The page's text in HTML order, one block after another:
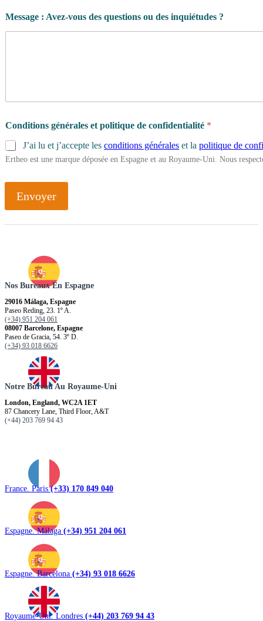
Message : Avez-vous des questions ou des inquiétudes ?
Conditions générales et politique de confidentialité *
J’ai lu et j’accepte les conditions générales et la politique de
Ertheo est une marque déposée en Espagne et au Royaume-Uni. Nous
Envoyer
Nos Bureaux En Espagne
29016 Málaga, Espagne
Paseo Reding, 23. 1º A.
(+34) 951 204 061
08007 Barcelone, Espagne
Paseo de Gracia, 54. 3º D.
(+34) 93 018 6626
Notre Bureau Au Royaume-Uni
London, England, WC2A 1ET
87 Chancery Lane, Third Floor, A&T
(+44) 203 769 94 43
France. Paris(+33) 170 849 040
Espagne. Málaga (+34) 951 204 061
Espagne. Barcelona (+34) 93 018 6626
Royaume-Uni. Londres (+44) 203 769 94 43